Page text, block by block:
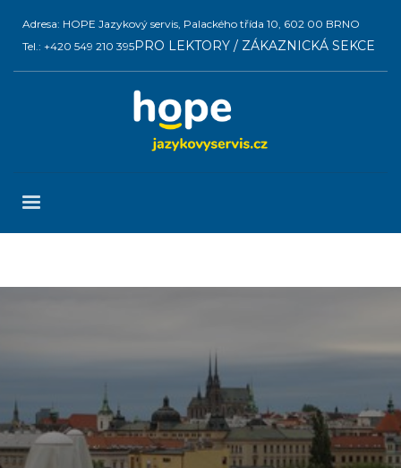
Adresa: HOPE Jazykový servis, Palackého třída 10, 602 00 BRNO
Tel.: +420 549 210 395PRO LEKTORY / ZÁKAZNICKÁ SEKCE